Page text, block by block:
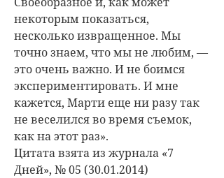
некоторым показаться,
несколько извращенное. Мы
точно знаем, что мы не любим, —
это очень важно. И не боимся
экспериментировать. И мне
кажется, Марти еще ни разу так
не веселился во время съемок,
как на этот раз».
Цитата взята из журнала «7
Дней», № 05 (30.01.2014)